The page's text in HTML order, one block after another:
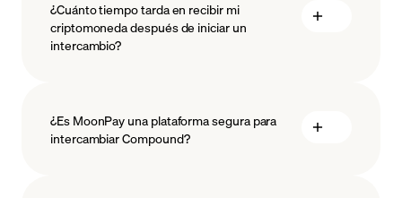
¿Cuánto tiempo tarda en recibir mi
criptomoneda después de iniciar un
intercambio?
¿Es MoonPay una plataforma segura para
intercambiar Compound?